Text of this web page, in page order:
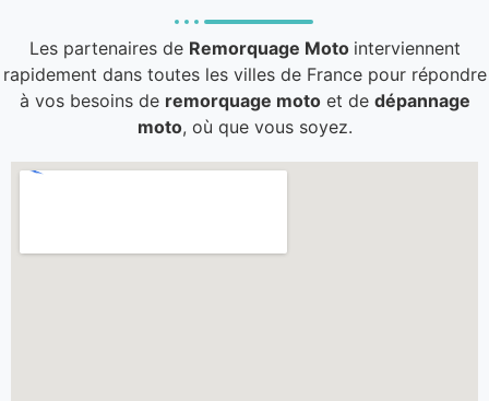
Les partenaires de Remorquage Moto interviennent
rapidement dans toutes les villes de France pour répondre
à vos besoins de remorquage motoet de dépannage
moto, où que vous soyez.